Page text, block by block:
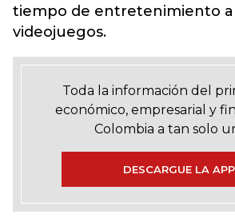
tiempo de entretenimiento a
videojuegos.
Toda la información del
económico, empresarial y
Colombia a tan solo
DESCARGUE LA APP